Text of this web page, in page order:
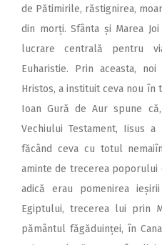
de Pătimirile, răstignirea,
din morți. Sfânta și Marea
lucrare centrală pentru
Euharistie. Prin aceasta,
Hristos, a instituit ceva nou în
Ioan Gură de Aur spune
Vechiului Testament, Iisus
făcând ceva cu totul
aminte de trecerea
adică erau pomenirea
Egiptului, trecerea lui prin
pământul făgăduinței, în